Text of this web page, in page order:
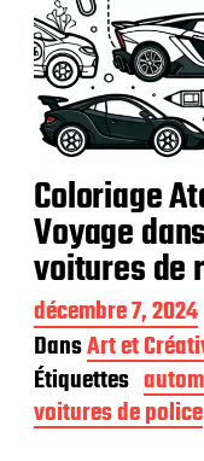
Coloriage
Voyage
voitures de
D
a
t
e
d
e
décembre 7, 2024
DansArt et
Étiquettes
voitures de police